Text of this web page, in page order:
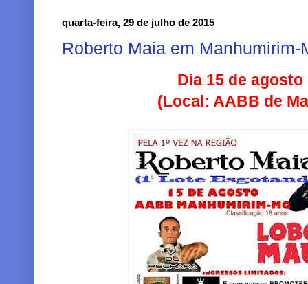
quarta-feira, 29 de julho de 2015
Roberto Maia em Manhumirim-
Dia 15 de agosto
(Local: AABB de